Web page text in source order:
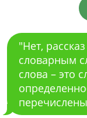
"Нет,
словарным
слова – это